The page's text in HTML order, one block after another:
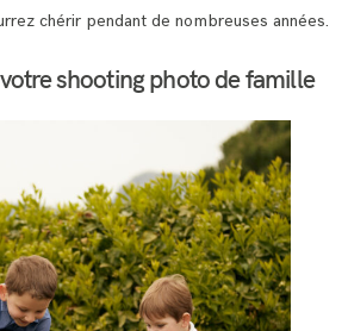
chérir pendant de nombreuses années.
shooting photo de famille